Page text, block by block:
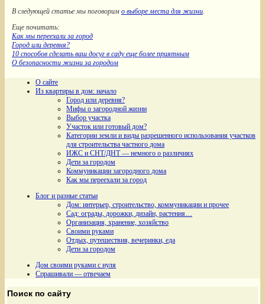
В следующей статье мы поговорим о выборе места для жизни
Еще почитать:
Как мы переехали за город
Город или деревня?
10 способов сделать ваш досуг в саду еще более приятным
О безопасности жизни за городом
О сайте
Из квартиры в дом: начало
Город или деревня?
Мифы о загородной жизни
Выбор участка
Участок или готовый дом?
Категории земли и виды разрешенного использования участков
для строительства частного дома
ИЖС и СНТ/ДНТ — немного о различиях
Дети за городом
Коммуникации загородного дома
Как мы переехали за город
Блог и разные статьи
Дом: интерьер, строительство, коммуникации и прочее
Сад: ограды, дорожки, дизайн, растения…
Организация, хранение, хозяйство
Своими руками
Отдых, путешествия, вечеринки, еда
Дети за городом
Дом своими руками с нуля
Спрашивали — отвечаем
Поиск по сайту